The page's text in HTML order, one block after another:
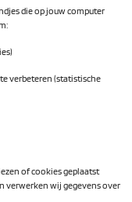
die op jouw computer
verbeteren (statistische
of cookies geplaatst
verwerken wij gegevens over